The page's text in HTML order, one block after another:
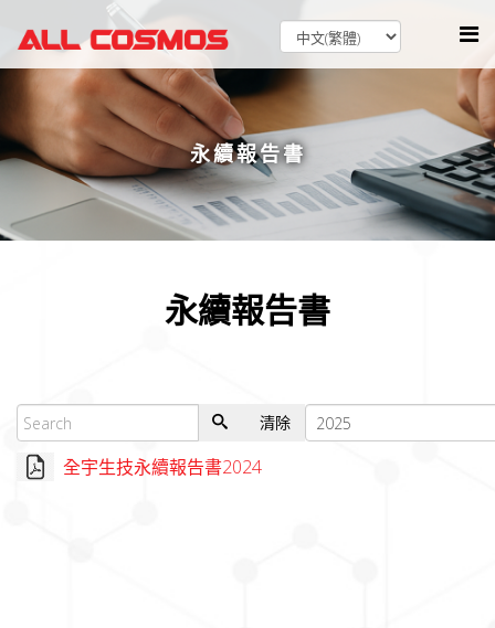
永續報告書
永續報告書
清除
全宇生技永續報告書2024